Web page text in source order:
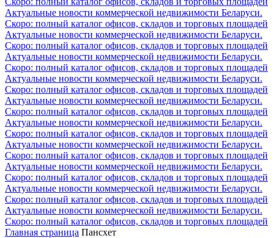
Актуальные новости коммерческой недвижимости Беларуси.
Скоро: полный каталог офисов, складов и торговых площадей
Актуальные новости коммерческой недвижимости Беларуси.
Скоро: полный каталог офисов, складов и торговых площадей
Актуальные новости коммерческой недвижимости Беларуси.
Скоро: полный каталог офисов, складов и торговых площадей
Актуальные новости коммерческой недвижимости Беларуси.
Скоро: полный каталог офисов, складов и торговых площадей
Актуальные новости коммерческой недвижимости Беларуси.
Скоро: полный каталог офисов, складов и торговых площадей
Актуальные новости коммерческой недвижимости Беларуси.
Скоро: полный каталог офисов, складов и торговых площадей
Актуальные новости коммерческой недвижимости Беларуси.
Скоро: полный каталог офисов, складов и торговых площадей
Актуальные новости коммерческой недвижимости Беларуси.
Скоро: полный каталог офисов, складов и торговых площадей
Актуальные новости коммерческой недвижимости Беларуси.
Скоро: полный каталог офисов, складов и торговых площадей
Актуальные новости коммерческой недвижимости Беларуси.
Скоро: полный каталог офисов, складов и торговых площадей
Главная страница Пансхет